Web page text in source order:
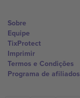
Sobre
Equipe
TixProtect
Imprimir
Termos e Condições
Programa de afiliados